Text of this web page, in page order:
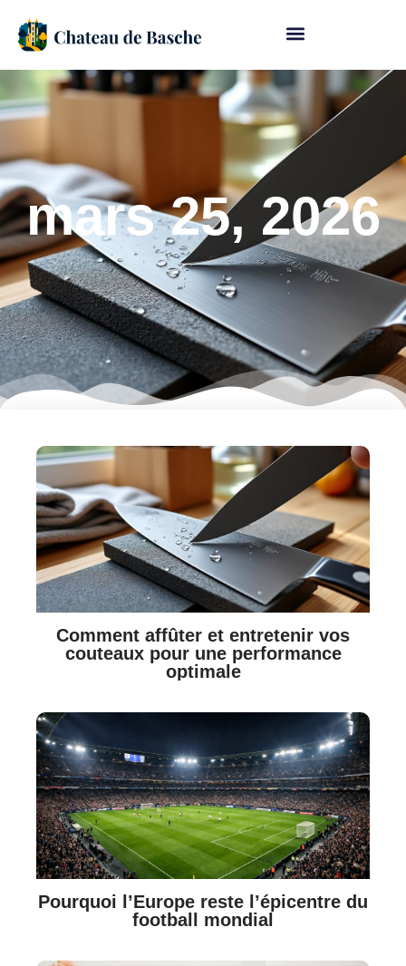
mars 25, 2026
Comment affûter et entretenir vos
couteaux pour une performance
optimale
Pourquoi l’Europe reste l’épicentre du
football mondial